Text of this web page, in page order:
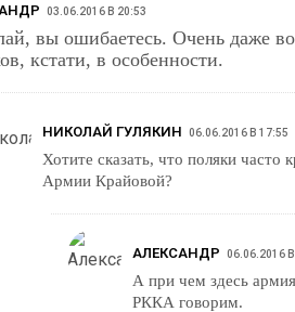
03.06.2016 В 20:53
возникают. У
кстати, в особенности.
НИКОЛАЙ ГУЛЯКИН 06.06.2016 В 17:55
Хотите сказать, что поляки часто
Армии Крайовой?
АЛЕКСАНДР 06.06.2016
А при чем здесь
РККА говорим.